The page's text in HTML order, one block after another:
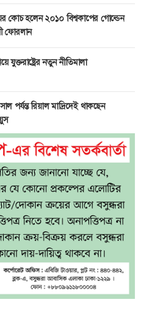
কোচ হলেন ২০১০ বিশ্বকাপের গোল্ডেন
ফোরলান
যুক্তরাষ্ট্রের নতুন নীতিমালা
পর্যন্ত রিয়াল মাদ্রিদেই থাকছেন